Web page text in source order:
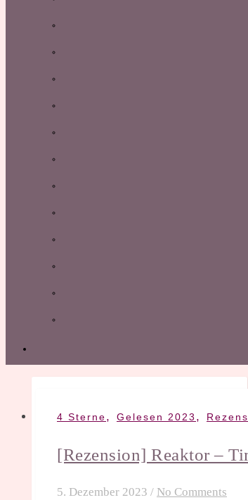
4 Sterne, Gelesen 2023 ,
[Rezension] Reaktor –
5. Dezember 2023 / No Comments